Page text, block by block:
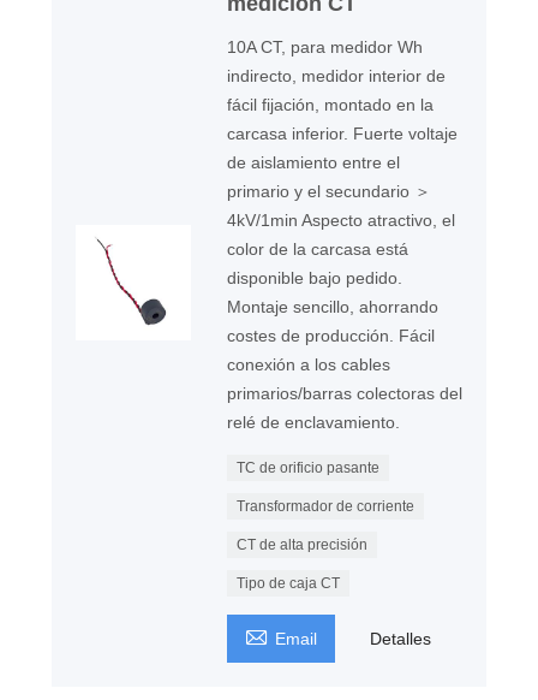
10A CT, para medidor Wh
indirecto, medidor interior de
fácil fijación, montado en la
carcasa inferior. Fuerte voltaje
de aislamiento entre el
primario y el secundario ＞
4kV/1min Aspecto atractivo, el
color de la carcasa está
disponible bajo pedido.
Montaje sencillo, ahorrando
costes de producción. Fácil
conexión a los cables
primarios/barras colectoras del
relé de enclavamiento.
TC de orificio pasante
Transformador de corriente
CT de alta precisión
Tipo de caja CT
 Email Detalles